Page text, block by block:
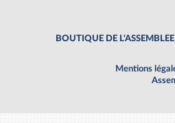
BOUTIQUE DE L'ASSEMBLEE
Mentions